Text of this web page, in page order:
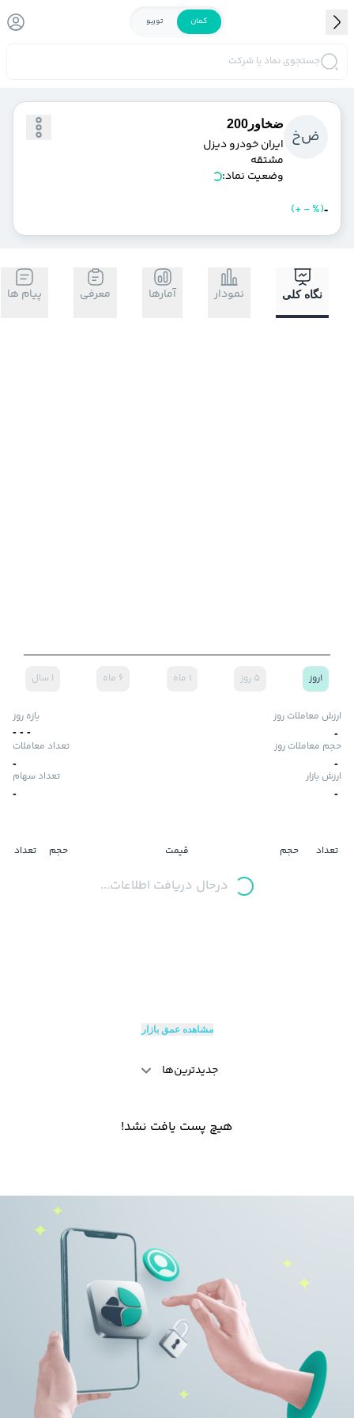
کمان توربو
جستجوی نماد یا شرکت
ضخ
ضخاور200
ايران خودرو ديزل
مشتقه
وضعیت نماد:
-
(+-%)
نگاه کلی نمودار آمارها معرفی پیام ها
۱روز ۵ روز ۱ ماه ۶ ماه ۱ سال
ارزش معاملات روز
-
بازه روز
-
-
-
حجم معاملات روز
-
تعداد معاملات
-
ارزش بازار
-
تعداد سهام
-
تعداد حجم قیمت حجم تعداد
درحال دریافت اطلاعات...
مشاهده عمق بازار
جدیدترین‌ها
هیچ پست یافت نشد!